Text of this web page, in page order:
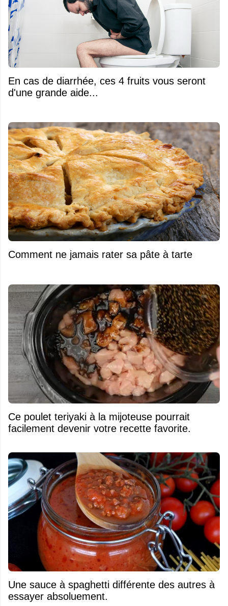
En cas de diarrhée, ces 4 fruits vous seront
d'une grande aide...
Comment ne jamais rater sa pâte à tarte
Ce poulet teriyaki à la mijoteuse pourrait
facilement devenir votre recette favorite.
Une sauce à spaghetti différente des autres à
essayer absoluement.